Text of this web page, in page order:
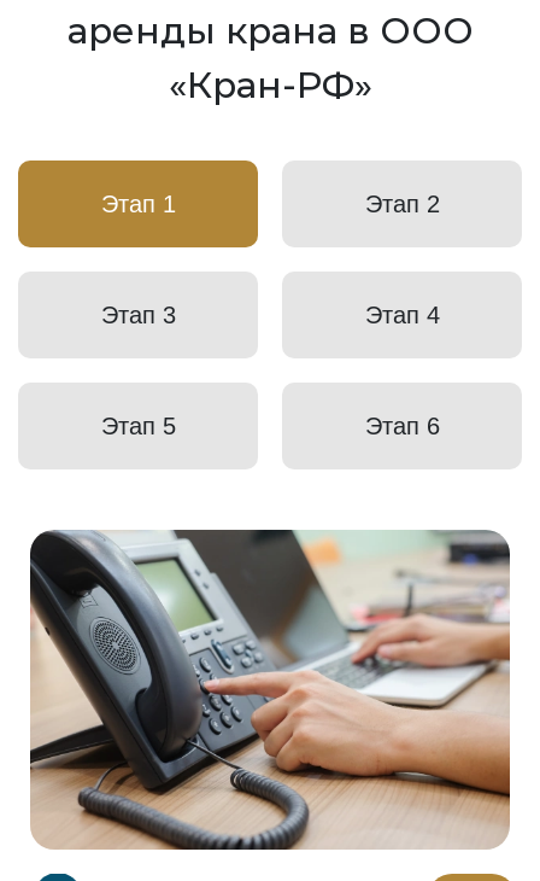
аренды крана в ООО
«Кран-РФ»
Этап 1 Этап 2
Этап 3 Этап 4
Этап 5 Этап 6